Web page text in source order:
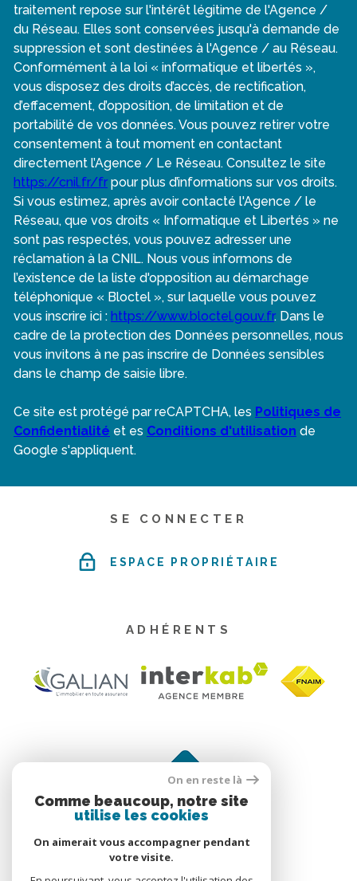
traitement repose sur l'intérêt légitime de l'Agence /
du Réseau. Elles sont conservées jusqu'à demande de
suppression et sont destinées à l'Agence / au Réseau.
Conformément à la loi « informatique et libertés »,
vous disposez des droits d’accès, de rectification,
d’effacement, d’opposition, de limitation et de
portabilité de vos données. Vous pouvez retirer votre
consentement à tout moment en contactant
directement l’Agence / Le Réseau. Consultez le site
https://cnil.fr/fr pour plus d’informations sur vos droits.
Si vous estimez, après avoir contacté l'Agence / le
Réseau, que vos droits « Informatique et Libertés » ne
sont pas respectés, vous pouvez adresser une
réclamation à la CNIL. Nous vous informons de
l’existence de la liste d'opposition au démarchage
téléphonique « Bloctel », sur laquelle vous pouvez
vous inscrire ici : https://www.bloctel.gouv.fr. Dans le
cadre de la protection des Données personnelles, nous
vous invitons à ne pas inscrire de Données sensibles
dans le champ de saisie libre.
Ce site est protégé par reCAPTCHA, les Politiques de
Confidentialité et es Conditions d'utilisation de
Google s'appliquent.
SE CONNECTER
ESPACE PROPRIÉTAIRE
ADHÉRENTS
On en reste là
Comme beaucoup, notre site
utilise les cookies
On aimerait vous accompagner pendant
votre visite.